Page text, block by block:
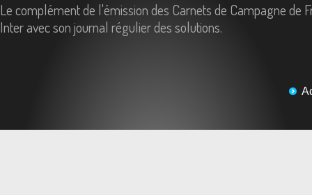
Le complément de l'émission des Carnets de Campagne de
Inter avec son journal régulier des solutions.